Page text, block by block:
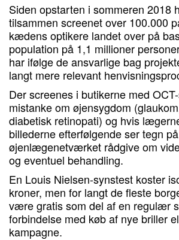
Siden opstarten i sommeren 2018
tilsammen screenet over 100.000
kædens optikere landet over på
population på 1,1 millioner
har ifølge de ansvarlige bag
langt mere relevant
Der screenes i butikerne med
mistanke om øjensygdom
diabetisk retinopati) og hvis
billederne efterfølgende ser tegn
øjenlægenetværket rådgive om
og eventuel behandling.
En Louis Nielsen-synstest koster
kroner, men for langt de fleste
være gratis som del af en regulær
forbindelse med køb af nye briller
kampagne.